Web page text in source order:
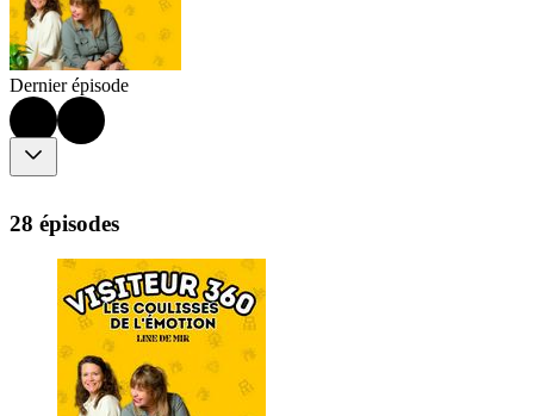
Dernier épisode
28 épisodes